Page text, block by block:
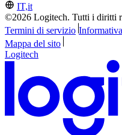
IT,it
©2026 Logitech. Tutti i diritti
Termini di servizio
Mappa del sito
Logitech